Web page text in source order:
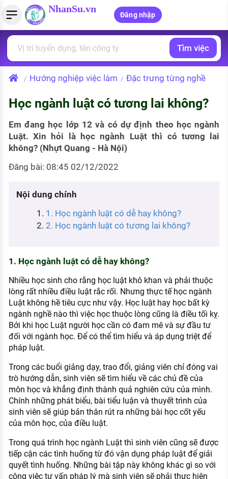
NhanSu.vn
Đăng nhập
Tìm việc làm
Việc làm ngành luật
Việc làm lương cao
Việc làm tốt nhất
CÔNG TY
Quản lý CV
Tải CV lên
Tạo CV trực tuyến
MẪU CV THEO STYLE
Mẫu CV đơn giản
Tính lương Gross - Net
Tính thuế thu nhập cá nhân
Tính trợ cấp thất nghiệp
PHÁP LUẬT VIỆT NAM
Văn bản pháp luật
PHÁP LUẬT LAO ĐỘNG
Lao động và tiền lương
Bảo hiểm và phúc lợi
Thuế thu nhập
Hồ sơ biểu mẫu
Chính sách lao động
Kỹ năng nghề nghiệp
HƯỚNG NGHIỆP VIỆC LÀM
Đặc trưng từng nghề
Xu hướng việc làm
XÂY DỰNG VÀ PHÁT TRIỂN ĐỘI NGŨ
TUYỂN DỤNG VIỆC LÀM
Tìm việc
/ Hướng nghiệp việc làm / Đặc trưng từng nghề
Học ngành luật có tương lai không?
Em đang học lớp 12 và có dự định theo học ngành
Luật. Xin hỏi là học ngành Luật thì có tương lai
không? (Nhựt Quang - Hà Nội)
Đăng bài: 08:45 02/12/2022
Nội dung chính
1. Học ngành luật có dễ hay không?
2. Học ngành luật có tương lai không?
1. Học ngành luật có dễ hay không?
Nhiều học sinh cho rằng học luật khô khan và phải thuộc
lòng rất nhiều điều luật rắc rối. Nhưng thực tế học ngành
Luật không hề tiêu cực như vậy. Học luật hay học bất kỳ
ngành nghề nào thì việc học thuộc lòng cũng là điều tối kỵ.
Bởi khi học Luật người học cần có đam mê và sự đầu tư
đối với ngành học. Để có thể tìm hiểu và áp dụng triệt để
pháp luật.
Trong các buổi giảng dạy, trao đổi, giảng viên chỉ đóng vai
trò hướng dẫn, sinh viên sẽ tìm hiểu về các chủ đề của
môn học và khẳng định thành quả nghiên cứu của mình.
Chính những phát biểu, bài tiểu luận và thuyết trình của
sinh viên sẽ giúp bản thân rút ra những bài học cốt yếu
của môn học, của điều luật.
Trong quá trình học ngành Luật thì sinh viên cũng sẽ được
tiếp cận các tình huống từ đó vận dụng pháp luật để giải
quyết tình huống. Những bài tập này không khác gì so với
công việc tư vấn pháp lý mà sinh viên sẽ phải thực hiện